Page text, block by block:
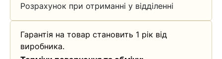
Розрахунок при отриманні у відділенні
Гарантія на товар становить 1 рік від
виробника.